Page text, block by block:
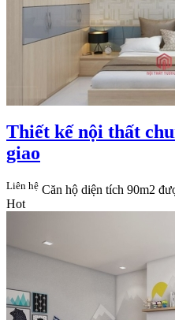
Thiết kế nội thất
giao
Liên hệ Căn hộ diện tích 90m2
Hot